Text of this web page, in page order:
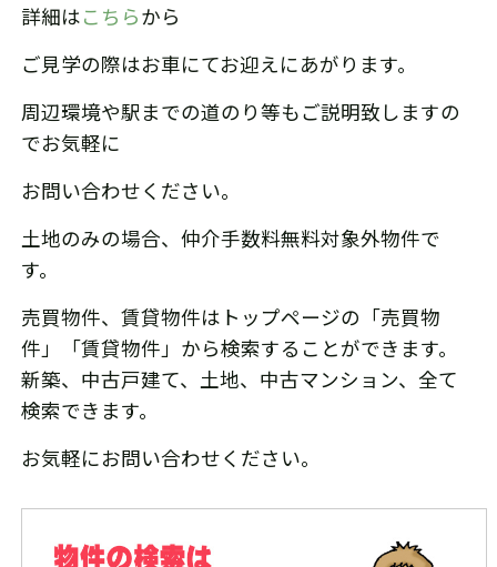
詳細は こちら から
ご見学の際はお車にてお迎えにあがります。
周辺環境や駅までの道のり等もご説明致しますの
でお気軽に
お問い合わせください。
土地のみの場合、仲介手数料無料対象外物件で
す。
売買物件、賃貸物件はトップページの「売買物
件」「賃貸物件」から検索することができます。
新築、中古戸建て、土地、中古マンション、全て
検索できます。
お気軽にお問い合わせください。